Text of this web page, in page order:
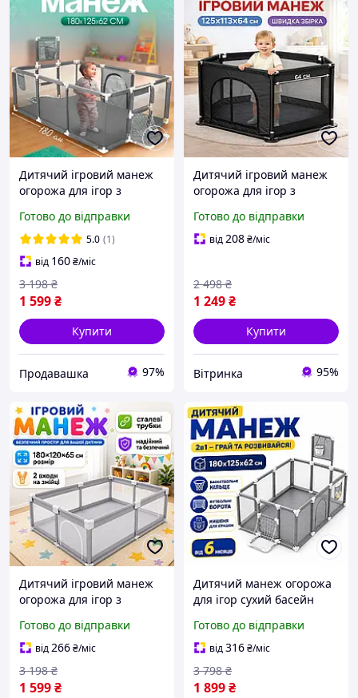
Дитячий ігровий манеж
огорожа для ігор з
та воротами для іграшок
дітей сухий басейн
180х125х62см Сірий
Готово до відправки
5.0 (1)
від 160₴/міс
1 599₴
3 198 ₴
Купити
Продавашка 97%
Дитячий ігровий манеж
огорожа для ігор з
кишенею для іграшок
дітей 125х64см складний
Готово до відправки
від208₴/міс
1 249₴
2 498 ₴
Купити
Вітринка 95%
Дитячий ігровий манеж
огорожа для ігор з
кишенею для іграшок
дітей 180х120см складний
сітчастий сухий басейн
Готово до відправки
від266₴/міс
1 599₴
3 198 ₴
Дитячий манеж огорожа
для ігор сухий басейн
баскетбольною корзиною
і воротами сірий
Готово до відправки
від316₴/міс
1 899₴
3 798 ₴